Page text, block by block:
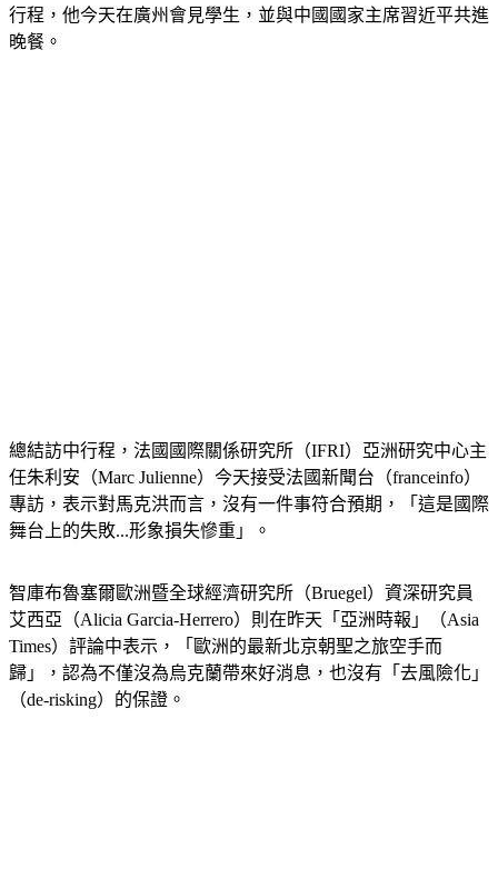
行程，他今天在廣州會見學生，並與中國國家主席習近平共進
晚餐。
總結訪中行程，法國國際關係研究所（IFRI）亞洲研究中心主
任朱利安（Marc Julienne）今天接受法國新聞台（franceinfo）
專訪，表示對馬克洪而言，沒有一件事符合預期，「這是國際
舞台上的失敗...形象損失慘重」。
智庫布魯塞爾歐洲暨全球經濟研究所（Bruegel）資深研究員
艾西亞（Alicia Garcia-Herrero）則在昨天「亞洲時報」（Asia
Times）評論中表示，「歐洲的最新北京朝聖之旅空手而
歸」，認為不僅沒為烏克蘭帶來好消息，也沒有「去風險化」
（de-risking）的保證。